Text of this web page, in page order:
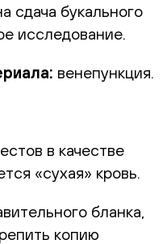
сдача букального
исследование.
венепункция.
в качестве
«сухая» кровь.
бланка,
копию